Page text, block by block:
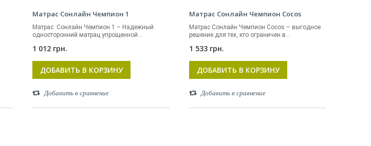
Матрас Сонлайн Чемпион 1
Матрас Сонлайн Чемпион 1 – Надежный
односторонний матрац упрощенной...
1 012 грн.
ДОБАВИТЬ В КОРЗИНУ
Добавить в сравнение
Матрас Сонлайн Чемпион Cocos
Матрас Сонлайн Чемпион Cocos – выгодное
решение для тех, кто ограничен в...
1 533 грн.
ДОБАВИТЬ В КОРЗИНУ
Добавить в сравнение